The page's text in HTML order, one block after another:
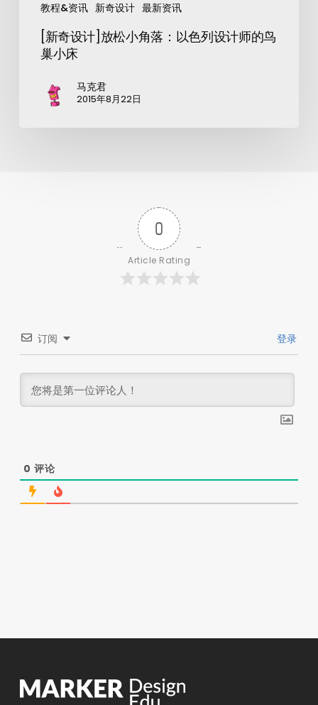
教程&资讯 新奇设计 最新资讯
[新奇设计]放松小角落：以色列设计师的鸟
巢小床
马克君
2015年8月22日
0
Article Rating
订阅 登录
0 评论